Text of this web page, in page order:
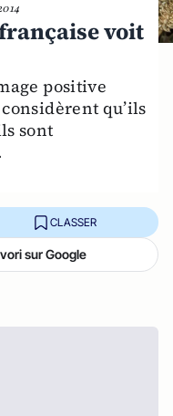
voit
positive
qu’ils
sont
CLASSER
sur Google